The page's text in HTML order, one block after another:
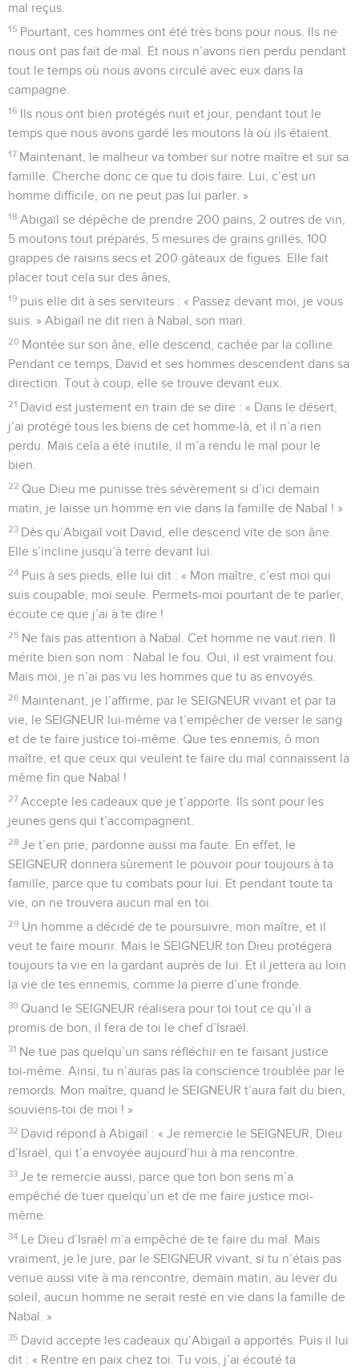
mal reçus.
15 Pourtant, ces hommes ont été très bons pour nous. Ils ne
nous ont pas fait de mal. Et nous n’avons rien perdu pendant
tout le temps où nous avons circulé avec eux dans la
campagne.
16 Ils nous ont bien protégés nuit et jour, pendant tout le
temps que nous avons gardé les moutons là où ils étaient.
17 Maintenant, le malheur va tomber sur notre maître et sur sa
famille. Cherche donc ce que tu dois faire. Lui, c’est un
homme difficile, on ne peut pas lui parler. »
18 Abigaïl se dépêche de prendre 200 pains, 2 outres de vin,
5 moutons tout préparés, 5 mesures de grains grillés, 100
grappes de raisins secs et 200 gâteaux de figues. Elle fait
placer tout cela sur des ânes,
19 puis elle dit à ses serviteurs : « Passez devant moi, je vous
suis. » Abigaïl ne dit rien à Nabal, son mari.
20 Montée sur son âne, elle descend, cachée par la colline.
Pendant ce temps, David et ses hommes descendent dans sa
direction. Tout à coup, elle se trouve devant eux.
21 David est justement en train de se dire : « Dans le désert,
j’ai protégé tous les biens de cet homme-là, et il n’a rien
perdu. Mais cela a été inutile, il m’a rendu le mal pour le
bien.
22 Que Dieu me punisse très sévèrement si d’ici demain
matin, je laisse un homme en vie dans la famille de Nabal ! »
23 Dès qu’Abigaïl voit David, elle descend vite de son âne.
Elle s’incline jusqu’à terre devant lui.
24 Puis à ses pieds, elle lui dit : « Mon maître, c’est moi qui
suis coupable, moi seule. Permets-moi pourtant de te parler,
écoute ce que j’ai à te dire !
25 Ne fais pas attention à Nabal. Cet homme ne vaut rien. Il
mérite bien son nom : Nabal le fou. Oui, il est vraiment fou.
Mais moi, je n’ai pas vu les hommes que tu as envoyés.
26 Maintenant, je l’affirme, par le SEIGNEUR vivant et par ta
vie, le SEIGNEUR lui-même va t’empêcher de verser le sang
et de te faire justice toi-même. Que tes ennemis, ô mon
maître, et que ceux qui veulent te faire du mal connaissent la
même fin que Nabal !
27 Accepte les cadeaux que je t’apporte. Ils sont pour les
jeunes gens qui t’accompagnent.
28 Je t’en prie, pardonne aussi ma faute. En effet, le
SEIGNEUR donnera sûrement le pouvoir pour toujours à ta
famille, parce que tu combats pour lui. Et pendant toute ta
vie, on ne trouvera aucun mal en toi.
29 Un homme a décidé de te poursuivre, mon maître, et il
veut te faire mourir. Mais le SEIGNEUR ton Dieu protégera
toujours ta vie en la gardant auprès de lui. Et il jettera au loin
la vie de tes ennemis, comme la pierre d’une fronde.
30 Quand le SEIGNEUR réalisera pour toi tout ce qu’il a
promis de bon, il fera de toi le chef d’Israël.
31 Ne tue pas quelqu’un sans réfléchir en te faisant justice
toi-même. Ainsi, tu n’auras pas la conscience troublée par le
remords. Mon maître, quand le SEIGNEUR t’aura fait du bien,
souviens-toi de moi ! »
32 David répond à Abigaïl : « Je remercie le SEIGNEUR, Dieu
d’Israël, qui t’a envoyée aujourd’hui à ma rencontre.
33 Je te remercie aussi, parce que ton bon sens m’a
empêché de tuer quelqu’un et de me faire justice moi-
même.
34 Le Dieu d’Israël m’a empêché de te faire du mal. Mais
vraiment, je le jure, par le SEIGNEUR vivant, si tu n’étais pas
venue aussi vite à ma rencontre, demain matin, au lever du
soleil, aucun homme ne serait resté en vie dans la famille de
Nabal. »
35 David accepte les cadeaux qu’Abigaïl a apportés. Puis il lui
dit : « Rentre en paix chez toi. Tu vois, j’ai écouté ta